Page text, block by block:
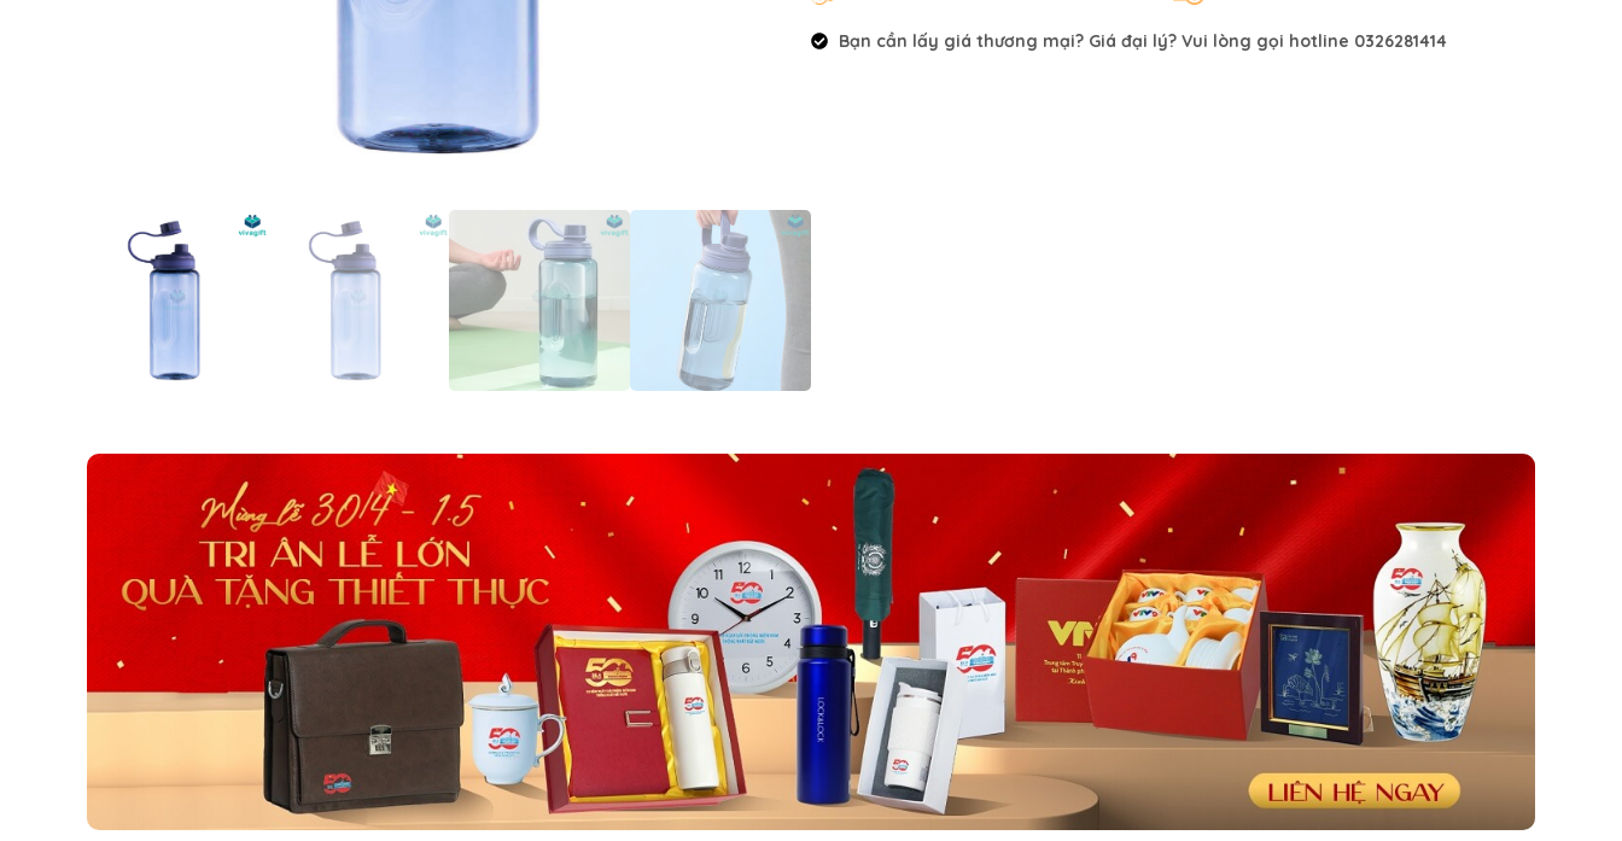
Bạn cần lấy giá thương mại? Giá đại lý? Vui lòng gọi hotline 0326281414